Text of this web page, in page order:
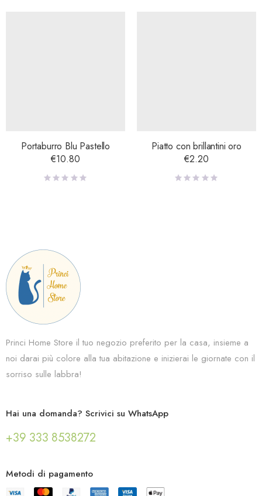
Portaburro Blu Pastello
€10.80
Piatto con brillantini oro
€2.20
Princi Home Store il tuo negozio preferito per la casa, insieme a
noi darai più colore alla tua abitazione e inizierai le giornate con il
sorriso sulle labbra!
Hai una domanda? Scrivici su WhatsApp
+39 333 8538272
Metodi di pagamento